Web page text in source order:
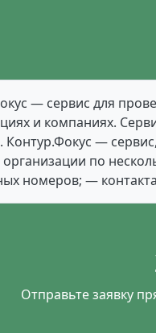
— сервис для
и компаниях.
Контур.Фокус —
организации по
номеров; —
Отправьте заявку